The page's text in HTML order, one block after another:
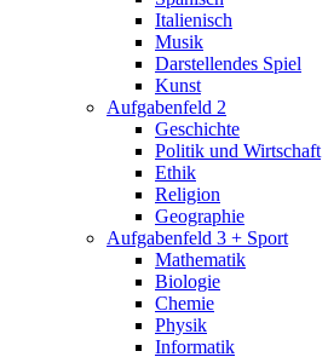
Italienisch
Musik
Darstellendes Spiel
Kunst
Aufgabenfeld 2
Geschichte
Politik und Wirtschaft
Ethik
Religion
Geographie
Aufgabenfeld 3 + Sport
Mathematik
Biologie
Chemie
Physik
Informatik